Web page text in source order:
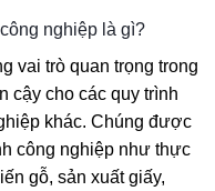
nghiệp là gì?
vai trò quan trọng trong
cậy cho các quy trình
khác. Chúng được
công nghiệp như thực
gỗ, sản xuất giấy,